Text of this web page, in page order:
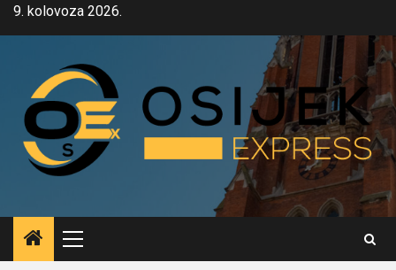
Skip9. kolovoza 2026.
Primary
Menu